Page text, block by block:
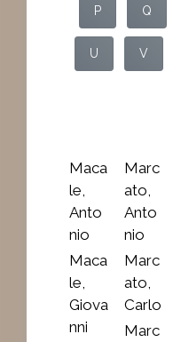
P Q
U V
Maca
le,
Anto
nio
Maca
le,
Giova
nni
Marc
ato,
Anto
nio
Marc
ato,
Carlo
Marc